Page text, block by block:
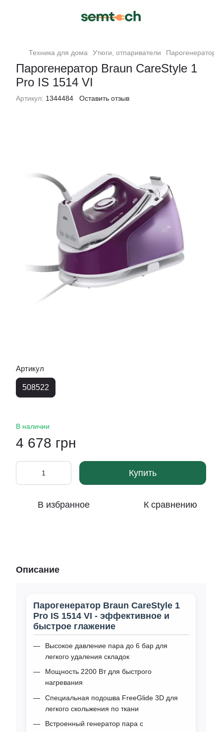
Техника для дома Утюги, отпариватели Парогенераторы
Парогенератор Braun CareStyle 1
Pro IS 1514 VI
Артикул: 1344484 Оставить отзыв
Артикул
508522
В наличии
4 678 грн
Купить
В избранное К сравнению
Описание
Парогенератор Braun CareStyle 1
Pro IS 1514 VI - эффективное и
быстрое глажение
Высокое давление пара до 6 бар для
легкого удаления складок
Мощность 2200 Вт для быстрого
нагревания
Специальная подошва FreeGlide 3D для
легкого скольжения по ткани
Встроенный генератор пара с